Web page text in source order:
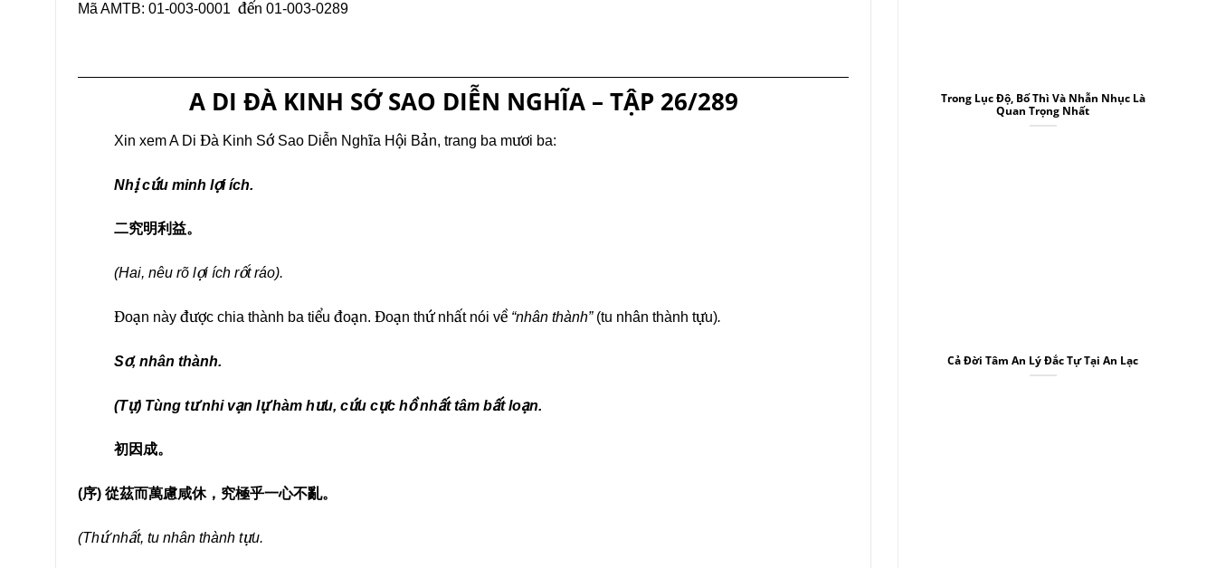
Mã AMTB: 01-003-0001 đến 01-003-0289
031
043 044
A DI ĐÀ KINH SỚ SAO DIỄN NGHĨA – TẬP 26/289
Xin xem A Di Đà Kinh Sớ Sao Diễn Nghĩa Hội Bản, trang ba mươi ba:
Nhị cứu minh lợi ích.
二究明利益。
(Hai, nêu rõ lợi ích rốt ráo).
Đoạn này được chia thành ba tiểu đoạn. Đoạn thứ nhất nói về “nhân thành” (tu nhân thành tựu).
Sơ, nhân thành.
(Tự) Tùng tư nhi vạn lự hàm hưu, cứu cực hồ nhất tâm bất loạn.
初因成。
(序) 從茲而萬慮咸休，究極乎一心不亂。
(Thứ nhất, tu nhân thành tựu.
Trong Lục Độ, Bố Thì Và Nhẫn Nhục Là
Quan Trọng Nhất
Cả Đời Tâm An Lý Đắc Tự Tại An Lạc